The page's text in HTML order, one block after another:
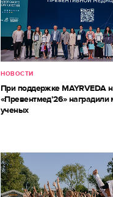
НОВОСТИ
При поддержке MAYRVEDA
«Превентмед’26»
ученых